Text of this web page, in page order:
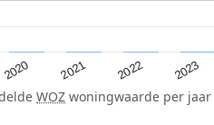
2020 2021 2022 2023
WOZ woningwaarde per